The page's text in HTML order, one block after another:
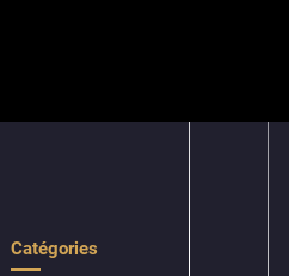
Catégories